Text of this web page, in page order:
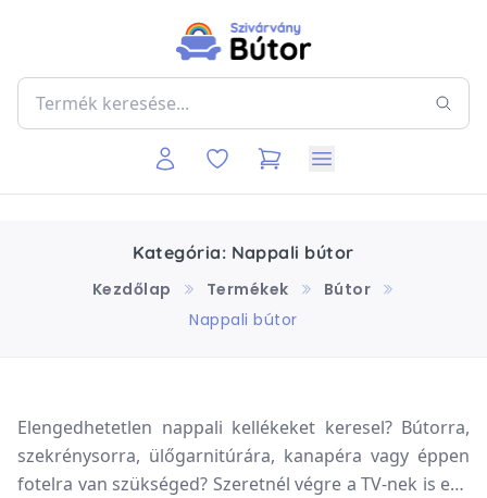
Kategória: Nappali bútor
Kezdőlap
Termékek
Bútor
Nappali bútor
Elengedhetetlen nappali kellékeket keresel? Bútorra,
szekrénysorra, ülőgarnitúrára, kanapéra vagy éppen
fotelra van szükséged? Szeretnél végre a TV-nek is egy